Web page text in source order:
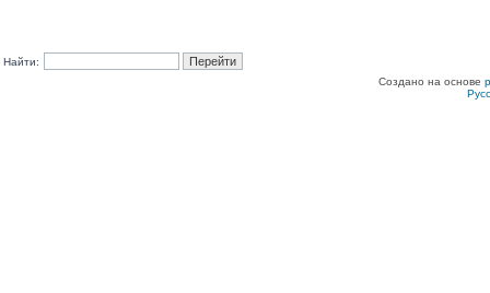
Найти:
Создано на основе